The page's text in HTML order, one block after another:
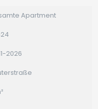
Apartment
2026